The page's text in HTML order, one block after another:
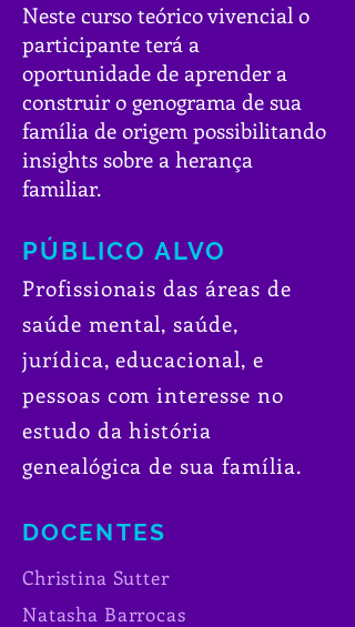
Neste curso teórico vivencial o
participante terá a
oportunidade de aprender a
construir o genograma de sua
família de origem possibilitando
insights sobre a herança
familiar.
PÚBLICO ALVO
Profissionais das áreas de
saúde mental, saúde,
jurídica, educacional, e
pessoas com interesse no
estudo da história
genealógica de sua família.
DOCENTES
Christina Sutter
Natasha Barrocas